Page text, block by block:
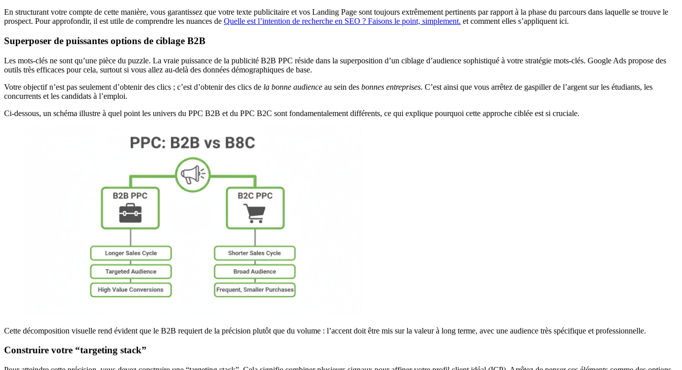
En structurant votre compte de cette manière, vous garantissez que votre texte publicitaire et vos Landing Page sont toujours extrêmement pertinents par rapport à la phase du parcours dans laquelle se trouve le
prospect. Pour approfondir, il est utile de comprendre les nuances de Quelle est l’intention de recherche en SEO ? Faisons le point, simplement. et comment elles s’appliquent ici.
Superposer de puissantes options de ciblage B2B
Les mots-clés ne sont qu’une pièce du puzzle. La vraie puissance de la publicité B2B PPC réside dans la superposition d’un ciblage d’audience sophistiqué à votre stratégie mots-clés. Google Ads propose des
outils très efficaces pour cela, surtout si vous allez au-delà des données démographiques de base.
Votre objectif n’est pas seulement d’obtenir des clics ; c’est d’obtenir des clics de la bonne audience au sein des bonnes entreprises. C’est ainsi que vous arrêtez de gaspiller de l’argent sur les étudiants, les
concurrents et les candidats à l’emploi.
Ci-dessous, un schéma illustre à quel point les univers du PPC B2B et du PPC B2C sont fondamentalement différents, ce qui explique pourquoi cette approche ciblée est si cruciale.
Cette décomposition visuelle rend évident que le B2B requiert de la précision plutôt que du volume : l’accent doit être mis sur la valeur à long terme, avec une audience très spécifique et professionnelle.
Construire votre “targeting stack”